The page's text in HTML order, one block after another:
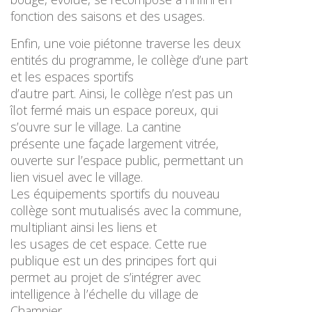
fonction des saisons et des usages.
Enfin, une voie piétonne traverse les deux
entités du programme, le collège d’une part
et les espaces sportifs
d’autre part. Ainsi, le collège n’est pas un
îlot fermé mais un espace poreux, qui
s’ouvre sur le village. La cantine
présente une façade largement vitrée,
ouverte sur l’espace public, permettant un
lien visuel avec le village.
Les équipements sportifs du nouveau
collège sont mutualisés avec la commune,
multipliant ainsi les liens et
les usages de cet espace. Cette rue
publique est un des principes fort qui
permet au projet de s’intégrer avec
intelligence à l’échelle du village de